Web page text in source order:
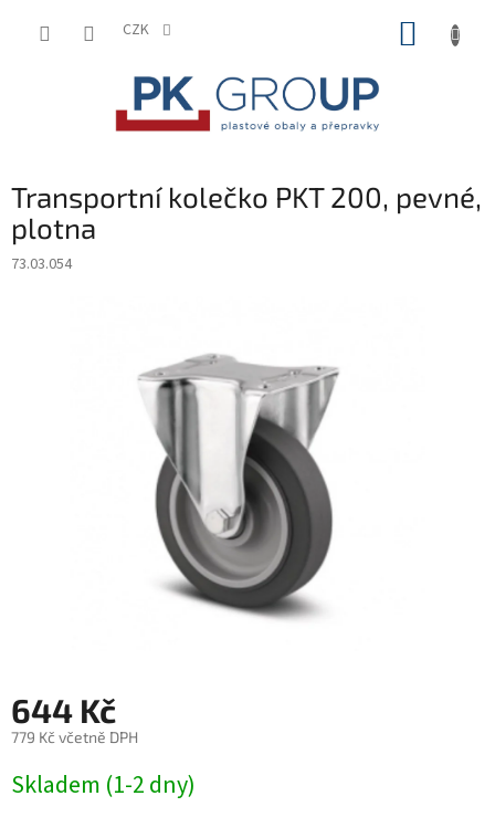
CZK
Transportní kolečko PKT 200, pevné,
plotna
73.03.054
644 Kč
779 Kč včetně DPH
cena:
Skladem (1-2 dny)